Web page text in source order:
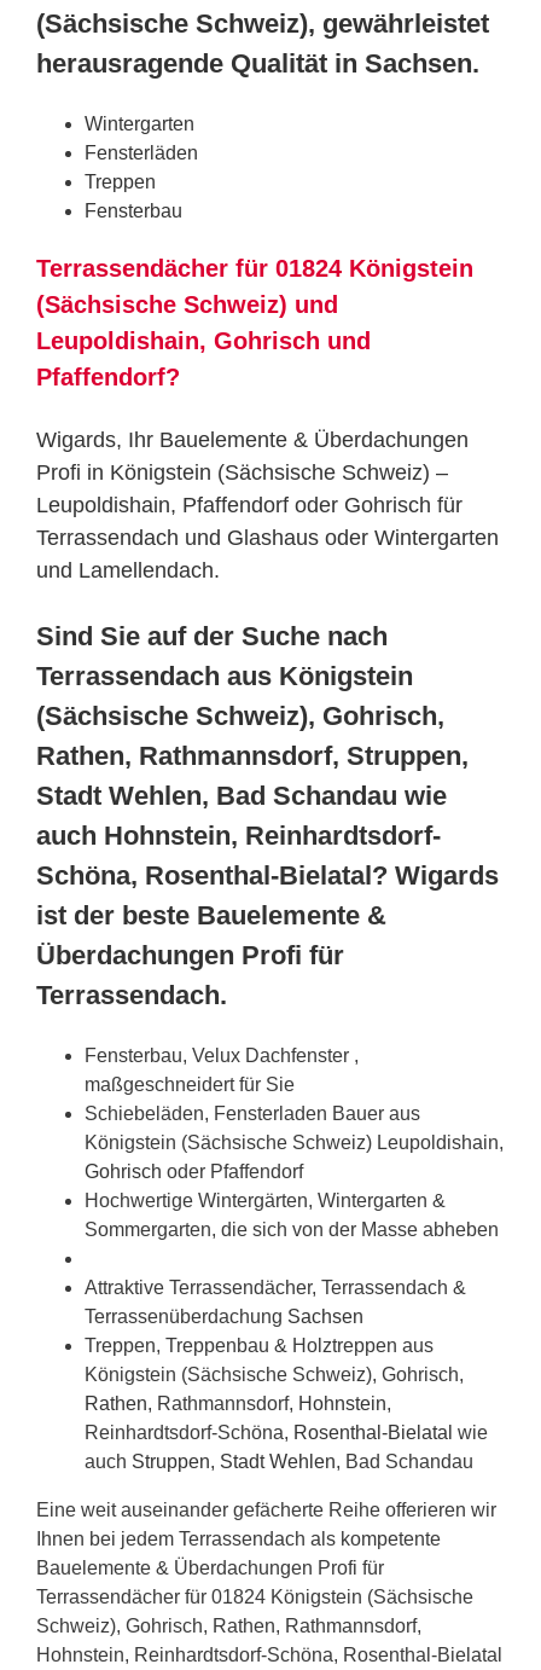
(Sächsische Schweiz), gewährleistet
herausragende Qualität in Sachsen.
Wintergarten
Fensterläden
Treppen
Fensterbau
Terrassendächer für 01824 Königstein
(Sächsische Schweiz) und
Leupoldishain, Gohrisch und
Pfaffendorf?
Wigards, Ihr Bauelemente & Überdachungen
Profi in Königstein (Sächsische Schweiz) –
Leupoldishain, Pfaffendorf oder Gohrisch für
Terrassendach und Glashaus oder Wintergarten
und Lamellendach.
Sind Sie auf der Suche nach
Terrassendach aus Königstein
(Sächsische Schweiz), Gohrisch,
Rathen, Rathmannsdorf, Struppen,
Stadt Wehlen, Bad Schandau wie
auch Hohnstein, Reinhardtsdorf-
Schöna, Rosenthal-Bielatal? Wigards
ist der beste Bauelemente &
Überdachungen Profi für
Terrassendach.
Fensterbau, Velux Dachfenster ,
maßgeschneidert für Sie
Schiebeläden, Fensterladen Bauer aus
Königstein (Sächsische Schweiz) Leupoldishain,
Gohrisch oder Pfaffendorf
Hochwertige Wintergärten, Wintergarten &
Sommergarten, die sich von der Masse abheben
Attraktive Terrassendächer, Terrassendach &
Terrassenüberdachung Sachsen
Treppen, Treppenbau & Holztreppen aus
Königstein (Sächsische Schweiz), Gohrisch,
Rathen, Rathmannsdorf, Hohnstein,
Reinhardtsdorf-Schöna, Rosenthal-Bielatal wie
auch Struppen, Stadt Wehlen, Bad Schandau
Eine weit auseinander gefächerte Reihe offerieren wir
Ihnen bei jedem Terrassendach als kompetente
Bauelemente & Überdachungen Profi für
Terrassendächer für 01824 Königstein (Sächsische
Schweiz), Gohrisch, Rathen, Rathmannsdorf,
Hohnstein, Reinhardtsdorf-Schöna, Rosenthal-Bielatal